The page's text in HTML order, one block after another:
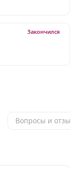
Закончился
Вопросы и